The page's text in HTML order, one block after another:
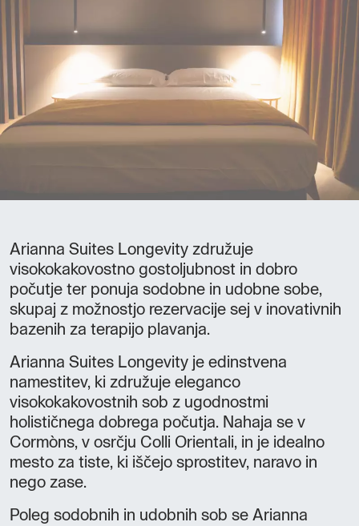
Arianna Suites Longevity združuje
visokokakovostno gostoljubnost in dobro
počutje ter ponuja sodobne in udobne sobe,
skupaj z možnostjo rezervacije sej v inovativnih
bazenih za terapijo plavanja.
Arianna Suites Longevity je edinstvena
namestitev, ki združuje eleganco
visokokakovostnih sob z ugodnostmi
holističnega dobrega počutja. Nahaja se v
Cormòns, v osrčju Colli Orientali, in je idealno
mesto za tiste, ki iščejo sprostitev, naravo in
nego zase.
Poleg sodobnih in udobnih sob se Arianna